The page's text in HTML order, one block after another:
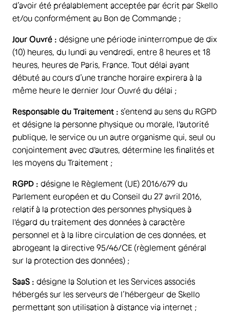
d’avoir été préalablement acceptée par écrit par Skello
et/ou conformément au Bon de Commande ;
Jour Ouvré : désigne une période ininterrompue de dix
(10) heures, du lundi au vendredi, entre 8 heures et 18
heures, heures de Paris, France. Tout délai ayant
débuté au cours d’une tranche horaire expirera à la
même heure le dernier Jour Ouvré du délai ;
Responsable du Traitement : s’entend au sens du RGPD
et désigne la personne physique ou morale, l'autorité
publique, le service ou un autre organisme qui, seul ou
conjointement avec d'autres, détermine les finalités et
les moyens du Traitement ;
RGPD : désigne le Règlement (UE) 2016/679 du
Parlement européen et du Conseil du 27 avril 2016,
relatif à la protection des personnes physiques à
l'égard du traitement des données à caractère
personnel et à la libre circulation de ces données, et
abrogeant la directive 95/46/CE (règlement général
sur la protection des données) ;
SaaS : désigne la Solution et les Services associés
hébergés sur les serveurs de l’hébergeur de Skello
permettant son utilisation à distance via internet ;